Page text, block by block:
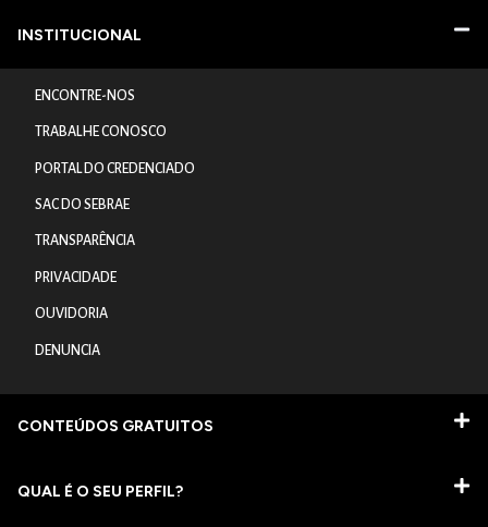
INSTITUCIONAL
ENCONTRE-NOS
TRABALHE CONOSCO
PORTAL DO CREDENCIADO
SAC DO SEBRAE
TRANSPARÊNCIA
PRIVACIDADE
OUVIDORIA
DENUNCIA
CONTEÚDOS GRATUITOS
QUAL É O SEU PERFIL?